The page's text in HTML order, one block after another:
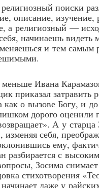
поиски
описание,
а религиозный —
начинаешь
и тем
Ивана
приказал
как о вызове Богу, и
дорого
А у
себя,
ему,
разбирается с
Зосима
стихотворения
даже у